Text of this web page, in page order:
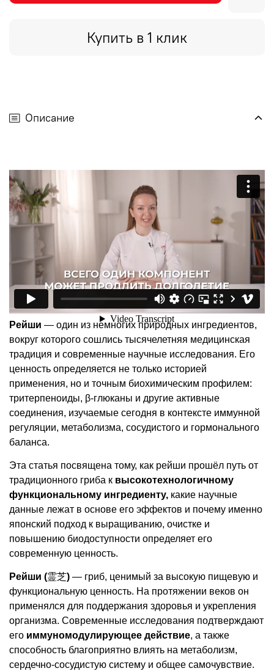
Купить в 1 клик
Описание
Рейши: японский стандарт функциональных
грибов
Рейши — один из немногих природных ингредиентов,
вокруг которого сошлись тысячелетняя медицинская
традиция и современные научные исследования. Его
ценность определяется не только историей
применения, но и точным биохимическим профилем:
тритерпеноиды, β-глюканы и другие активные
соединения, изучаемые сегодня в контексте иммунной
регуляции, метаболизма, сосудистого и гормонального
баланса.
Эта статья посвящена тому, как рейши прошёл путь от
традиционного гриба к высокотехнологичному
функциональному ингредиенту, какие научные
данные лежат в основе его эффектов и почему именно
японский подход к выращиванию, очистке и
повышению биодоступности определяет его
современную ценность.
Рейши (霊芝) — гриб, ценимый за высокую пищевую и
функциональную ценность. На протяжении веков он
применялся для поддержания здоровья и укрепления
организма. Современные исследования подтверждают
его иммуномодулирующее действие, а также
способность благоприятно влиять на метаболизм,
сердечно-сосудистую систему и общее самочувствие.